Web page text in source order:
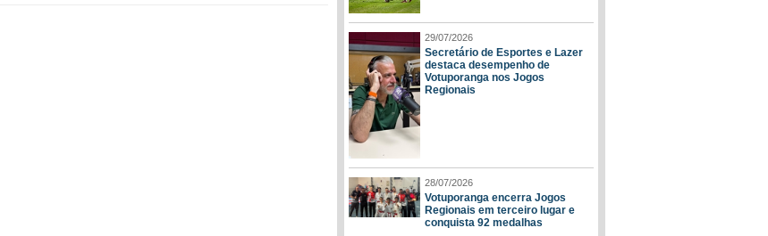
29/07/2026
Secretário de Esportes e Lazer
destaca desempenho de
Votuporanga nos Jogos
Regionais
28/07/2026
Votuporanga encerra Jogos
Regionais em terceiro lugar e
conquista 92 medalhas